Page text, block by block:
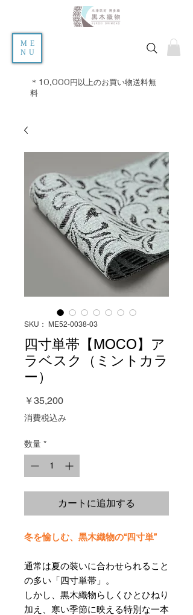
ME
NU
＊10,000円以上のお買い物送料無
料
SKU： ME52-0038-03
四寸単帯【MOCO】ア
ラベスク（ミントカラ
ー）
￥35,200価
消費税込み
数量 *
カートに追加する
冬を愉しむ、黒木織物の“四寸単”
通常は夏の装いに合わせられること
の多い「四寸単帯」。
しかし、黒木織物らしくひとひねり
加え、寒い季節に映える特別な一本